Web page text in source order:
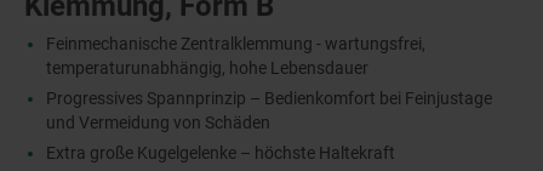
Feinmechanische Zentralklemmung - wartungsfrei,
temperaturunabhängig, hohe Lebensdauer
Progressives Spannprinzip – Bedienkomfort bei Feinjustage
und Vermeidung von Schäden
Extra große Kugelgelenke – höchste Haltekraft